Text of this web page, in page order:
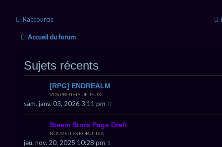
Raccourcis
Accueil du forum
Sujets récents
[RPG] ENDREALM
VOS PROJETS DE JEUX
sam. janv. 03, 2026 3:11 pm
Steam Store Page Draft
NOUVELLES KORULDIA
jeu. nov. 20, 2025 10:28 pm